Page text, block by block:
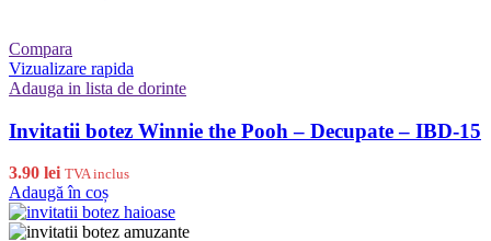
Compara
Vizualizare rapida
Adauga in lista de dorinte
Invitatii botez Winnie the Pooh – Decupate – IBD-15
3.90 lei TVA inclus
Adaugă în coș